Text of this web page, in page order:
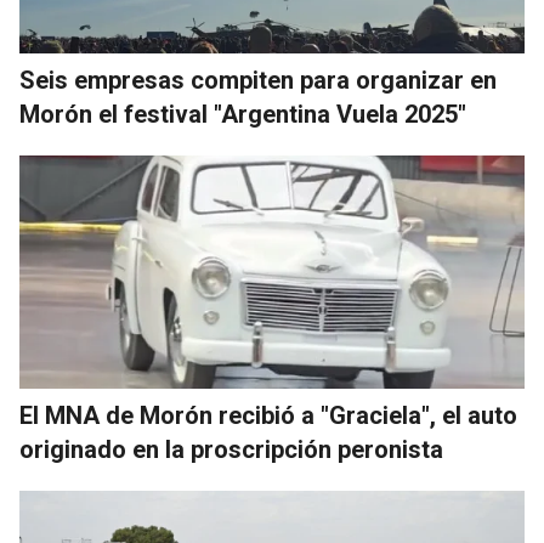
Seis empresas compiten para organizar en
Morón el festival "Argentina Vuela 2025"
El MNA de Morón recibió a "Graciela", el auto
originado en la proscripción peronista